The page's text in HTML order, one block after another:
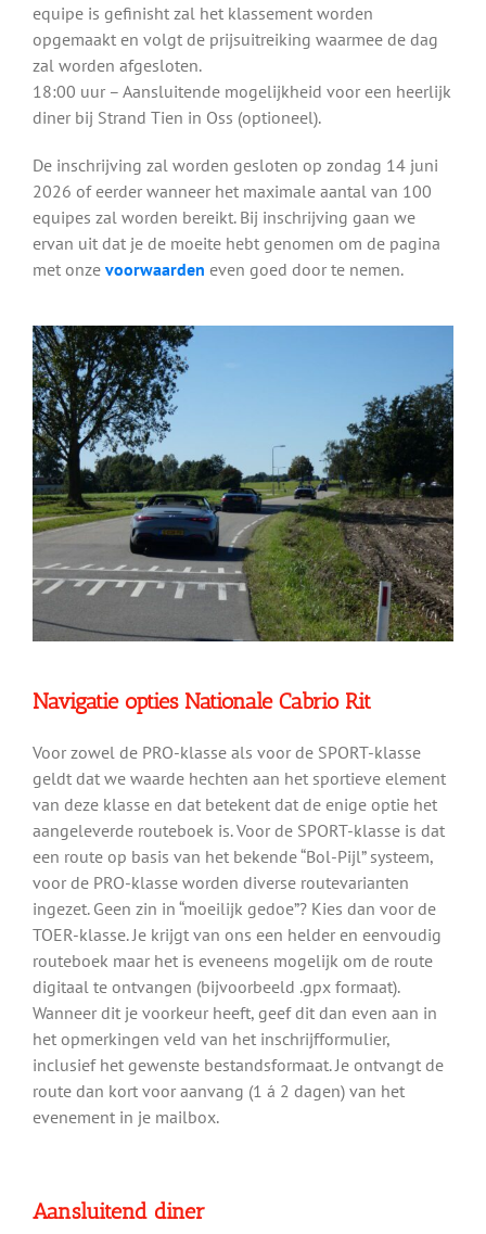
equipe is gefinisht zal het klassement worden
opgemaakt en volgt de prijsuitreiking waarmee de dag
zal worden afgesloten.
18:00 uur – Aansluitende mogelijkheid voor een heerlijk
diner bij Strand Tien in Oss (optioneel).
De inschrijving zal worden gesloten op zondag 14 juni
2026 of eerder wanneer het maximale aantal van 100
equipes zal worden bereikt. Bij inschrijving gaan we
ervan uit dat je de moeite hebt genomen om de pagina
met onze voorwaarden even goed door te nemen.
Navigatie opties Nationale Cabrio Rit
Voor zowel de PRO-klasse als voor de SPORT-klasse
geldt dat we waarde hechten aan het sportieve element
van deze klasse en dat betekent dat de enige optie het
aangeleverde routeboek is. Voor de SPORT-klasse is dat
een route op basis van het bekende “Bol-Pijl” systeem,
voor de PRO-klasse worden diverse routevarianten
ingezet. Geen zin in “moeilijk gedoe”? Kies dan voor de
TOER-klasse. Je krijgt van ons een helder en eenvoudig
routeboek maar het is eveneens mogelijk om de route
digitaal te ontvangen (bijvoorbeeld .gpx formaat).
Wanneer dit je voorkeur heeft, geef dit dan even aan in
het opmerkingen veld van het inschrijfformulier,
inclusief het gewenste bestandsformaat. Je ontvangt de
route dan kort voor aanvang (1 á 2 dagen) van het
evenement in je mailbox.
Aansluitend diner